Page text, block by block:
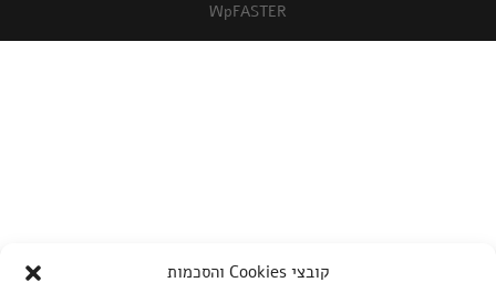
קובצי Cookies והסכמות
WpFASTER